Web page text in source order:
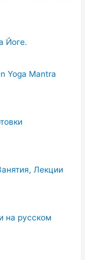
Йоге.
Yoga Mantra
Лекции
на русском